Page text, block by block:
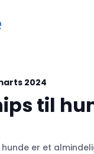
2024
til
er et